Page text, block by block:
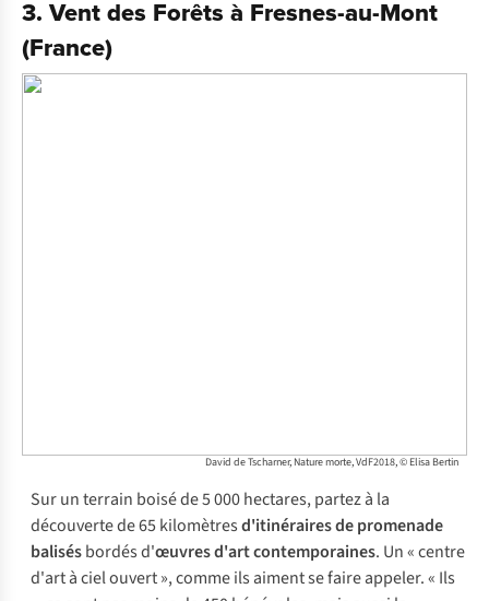
3. Vent des Forêts à Fresnes-au-Mont
(France)
David de Tscharner, Nature morte, VdF2018, © Elisa Bertin
Sur un terrain boisé de 5 000 hectares, partez à la
découverte de 65 kilomètresd'itinéraires de promenade
balisésbordés d'œuvres d'art contemporaines. Un « centre
d'art à ciel ouvert », comme ils aiment se faire appeler. « Ils